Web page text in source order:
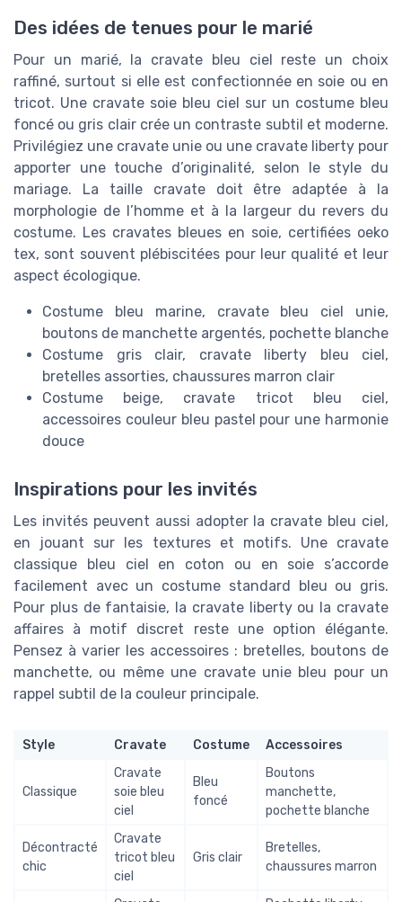
Des idées de tenues pour le marié
Pour un marié, la cravate bleu ciel reste un choix
raffiné, surtout si elle est confectionnée en soie ou en
tricot. Une cravate soie bleu ciel sur un costume bleu
foncé ou gris clair crée un contraste subtil et moderne.
Privilégiez une cravate unie ou une cravate liberty pour
apporter une touche d’originalité, selon le style du
mariage. La taille cravate doit être adaptée à la
morphologie de l’homme et à la largeur du revers du
costume. Les cravates bleues en soie, certifiées oeko
tex, sont souvent plébiscitées pour leur qualité et leur
aspect écologique.
Costume bleu marine, cravate bleu ciel unie,
boutons de manchette argentés, pochette blanche
Costume gris clair, cravate liberty bleu ciel,
bretelles assorties, chaussures marron clair
Costume beige, cravate tricot bleu ciel,
accessoires couleur bleu pastel pour une harmonie
douce
Inspirations pour les invités
Les invités peuvent aussi adopter la cravate bleu ciel,
en jouant sur les textures et motifs. Une cravate
classique bleu ciel en coton ou en soie s’accorde
facilement avec un costume standard bleu ou gris.
Pour plus de fantaisie, la cravate liberty ou la cravate
affaires à motif discret reste une option élégante.
Pensez à varier les accessoires : bretelles, boutons de
manchette, ou même une cravate unie bleu pour un
rappel subtil de la couleur principale.
Style Cravate Costume Accessoires
Classique
Cravate
soie bleu
ciel
Bleu
foncé
Boutons
manchette,
pochette blanche
Décontracté
chic
Cravate
tricot bleu
ciel
Gris clair
Bretelles,
chaussures marron